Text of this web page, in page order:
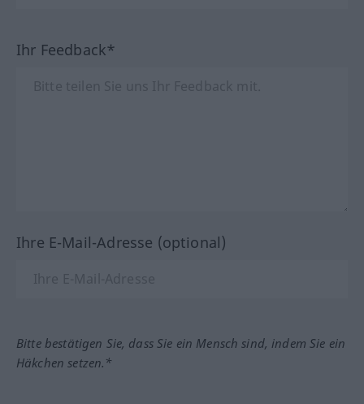
Ihr Feedback*
Ihre E-Mail-Adresse (optional)
Bitte bestätigen Sie, dass Sie ein Mensch sind, indem Sie ein
Häkchen setzen.*